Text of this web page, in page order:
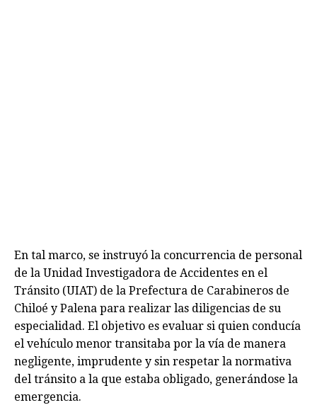
En tal marco, se instruyó la concurrencia de personal
de la Unidad Investigadora de Accidentes en el
Tránsito (UIAT) de la Prefectura de Carabineros de
Chiloé y Palena para realizar las diligencias de su
especialidad. El objetivo es evaluar si quien conducía
el vehículo menor transitaba por la vía de manera
negligente, imprudente y sin respetar la normativa
del tránsito a la que estaba obligado, generándose la
emergencia.